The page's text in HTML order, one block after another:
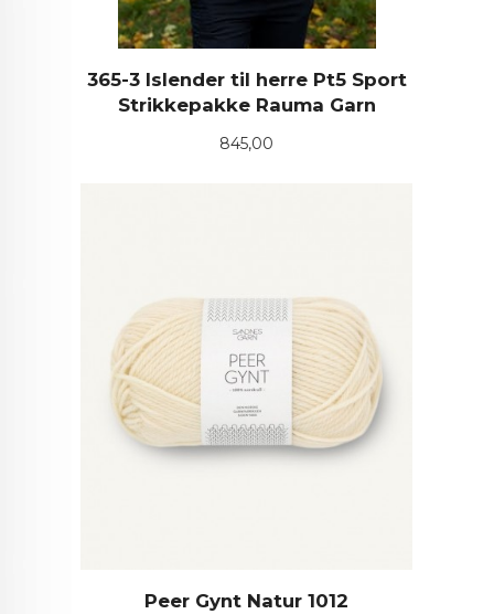
365-3 Islender til herre Pt5 Sport
Strikkepakke Rauma Garn
Pris
845,00
Peer Gynt Natur 1012